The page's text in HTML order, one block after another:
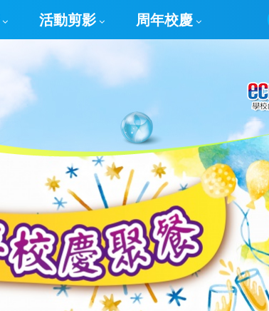
活動剪影 周年校慶